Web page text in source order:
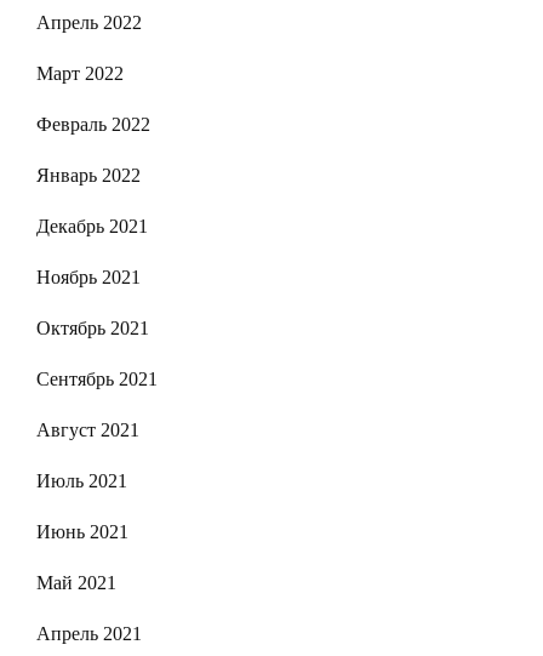
Апрель 2022
Март 2022
Февраль 2022
Январь 2022
Декабрь 2021
Ноябрь 2021
Октябрь 2021
Сентябрь 2021
Август 2021
Июль 2021
Июнь 2021
Май 2021
Апрель 2021